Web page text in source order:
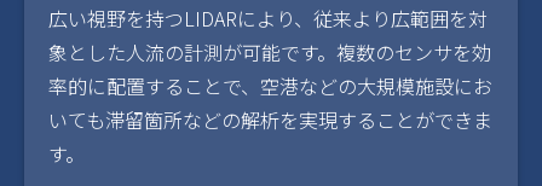
広い視野を持つLIDARにより、従来より広範囲を対
象とした人流の計測が可能です。複数のセンサを効
率的に配置することで、空港などの大規模施設にお
いても滞留箇所などの解析を実現することができま
す。